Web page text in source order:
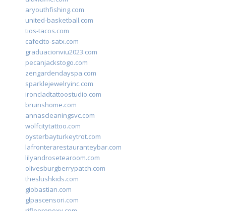
aryouthfishing.com
united-basketball.com
tios-tacos.com
cafecito-satx.com
graduacionviu2023.com
pecanjackstogo.com
zengardendayspa.com
sparklejewelryinc.com
ironcladtattoostudio.com
bruinshome.com
annascleaningsvc.com
wolfcitytattoo.com
oysterbayturkeytrot.com
lafronterarestauranteybar.com
lilyandrosetearoom.com
olivesburgberrypatch.com
theslushkids.com
giobastian.com
glpascensori.com